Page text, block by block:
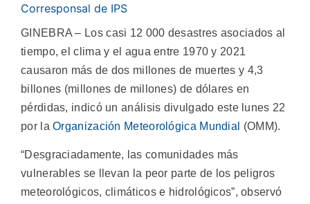
Corresponsal de IPS
GINEBRA – Los casi 12 000 desastres asociados al
tiempo, el clima y el agua entre 1970 y 2021
causaron más de dos millones de muertes y 4,3
billones (millones de millones) de dólares en
pérdidas, indicó un análisis divulgado este lunes 22
por laOrganización Meteorológica Mundial (OMM).
“Desgraciadamente, las comunidades más
vulnerables se llevan la peor parte de los peligros
meteorológicos, climáticos e hidrológicos”, observó